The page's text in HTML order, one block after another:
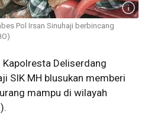
Pol Irsan Sinuhaji berbincang
Kapolresta Deliserdang
SIK MH blusukan memberi
mampu di wilayah